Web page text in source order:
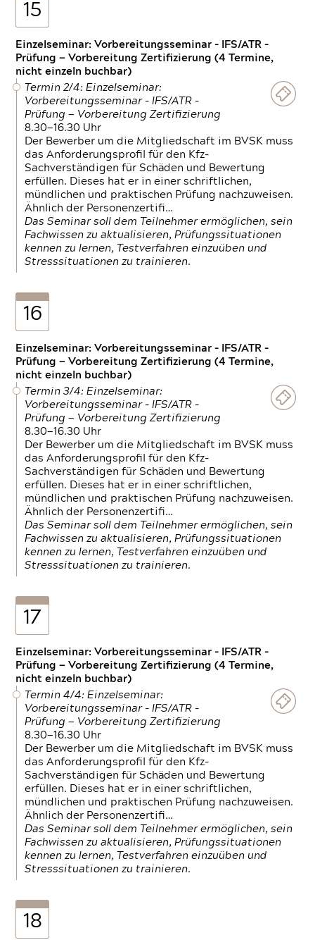
15
Einzelseminar: Vorbereitungsseminar - IFS/ATR -
Prüfung — Vorbereitung Zertifizierung (4 Termine,
nicht einzeln buchbar)
Termin 2/4: Einzelseminar:
Vorbereitungsseminar - IFS/ATR -
Prüfung — Vorbereitung Zertifizierung
8.30—16.30 Uhr
Der Bewerber um die Mitgliedschaft im BVSK muss
das Anforderungsprofil für den Kfz-
Sachverständigen für Schäden und Bewertung
erfüllen. Dieses hat er in einer schriftlichen,
mündlichen und praktischen Prüfung nachzuweisen.
Ähnlich der Personenzertifi…
Das Seminar soll dem Teilnehmer ermöglichen, sein
Fachwissen zu aktualisieren, Prüfungssituationen
kennen zu lernen, Testverfahren einzuüben und
Stresssituationen zu trainieren.
16
Einzelseminar: Vorbereitungsseminar - IFS/ATR -
Prüfung — Vorbereitung Zertifizierung (4 Termine,
nicht einzeln buchbar)
Termin 3/4: Einzelseminar:
Vorbereitungsseminar - IFS/ATR -
Prüfung — Vorbereitung Zertifizierung
8.30—16.30 Uhr
Der Bewerber um die Mitgliedschaft im BVSK muss
das Anforderungsprofil für den Kfz-
Sachverständigen für Schäden und Bewertung
erfüllen. Dieses hat er in einer schriftlichen,
mündlichen und praktischen Prüfung nachzuweisen.
Ähnlich der Personenzertifi…
Das Seminar soll dem Teilnehmer ermöglichen, sein
Fachwissen zu aktualisieren, Prüfungssituationen
kennen zu lernen, Testverfahren einzuüben und
Stresssituationen zu trainieren.
17
Einzelseminar: Vorbereitungsseminar - IFS/ATR -
Prüfung — Vorbereitung Zertifizierung (4 Termine,
nicht einzeln buchbar)
Termin 4/4: Einzelseminar:
Vorbereitungsseminar - IFS/ATR -
Prüfung — Vorbereitung Zertifizierung
8.30—16.30 Uhr
Der Bewerber um die Mitgliedschaft im BVSK muss
das Anforderungsprofil für den Kfz-
Sachverständigen für Schäden und Bewertung
erfüllen. Dieses hat er in einer schriftlichen,
mündlichen und praktischen Prüfung nachzuweisen.
Ähnlich der Personenzertifi…
Das Seminar soll dem Teilnehmer ermöglichen, sein
Fachwissen zu aktualisieren, Prüfungssituationen
kennen zu lernen, Testverfahren einzuüben und
Stresssituationen zu trainieren.
18